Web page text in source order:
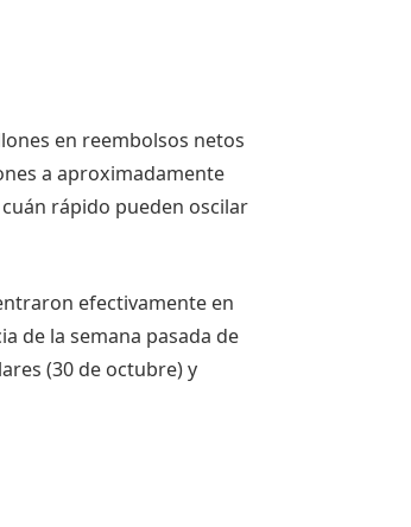
en reembolsos netos
a aproximadamente
rápido pueden oscilar
efectivamente en
de la semana pasada de
(30 de octubre) y